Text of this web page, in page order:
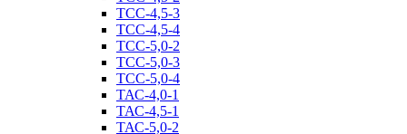
ТСС-4,5-3
ТСС-4,5-4
ТСС-5,0-2
ТСС-5,0-3
ТСС-5,0-4
ТАС-4,0-1
ТАС-4,5-1
ТАС-5,0-2